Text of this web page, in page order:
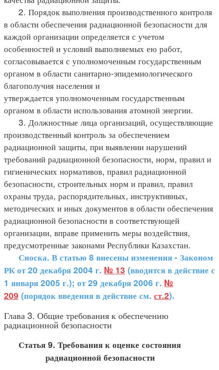
2. Порядок выполнения производственного контроля
в области обеспечения радиационной безопасности для
каждой организации определяется с учетом
особенностей и условий выполняемых ею работ,
согласовывается с уполномоченным государственным
органом в области санитарно-эпидемиологического
благополучия населения и
утверждается уполномоченным государственным
органом в области использования атомной энергии.
3. Должностные лица организаций, осуществляющие
производственный контроль за обеспечением
радиационной защиты, при выявлении нарушений
требований радиационной безопасности, норм, правил и
гигиенических нормативов, правил радиационной
безопасности, строительных норм и правил, правил
охраны труда, распорядительных, инструктивных,
методических и иных документов в области обеспечения
радиационной безопасности в соответствующей
организации, вправе применить меры воздействия,
предусмотренные законами Республики Казахстан.
Сноска. В статью 8 внесены изменения - Законом
РК от 20 декабря 2004 г. № 13 (вводится в действие с
1 января 2005 г.); от 29 декабря 2006 г. №
209 (порядок введения в действие см. ст.2).
Глава 3. Общие требования к обеспечению
радиационной безопасности
Статья 9. Требования к оценке состояния
радиационной безопасности